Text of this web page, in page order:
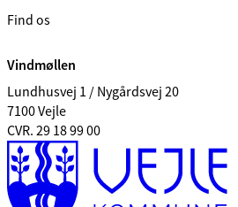
Find os
Vindmøllen
Lundhusvej 1 / Nygårdsvej 20
7100 Vejle
CVR. 29 18 99 00